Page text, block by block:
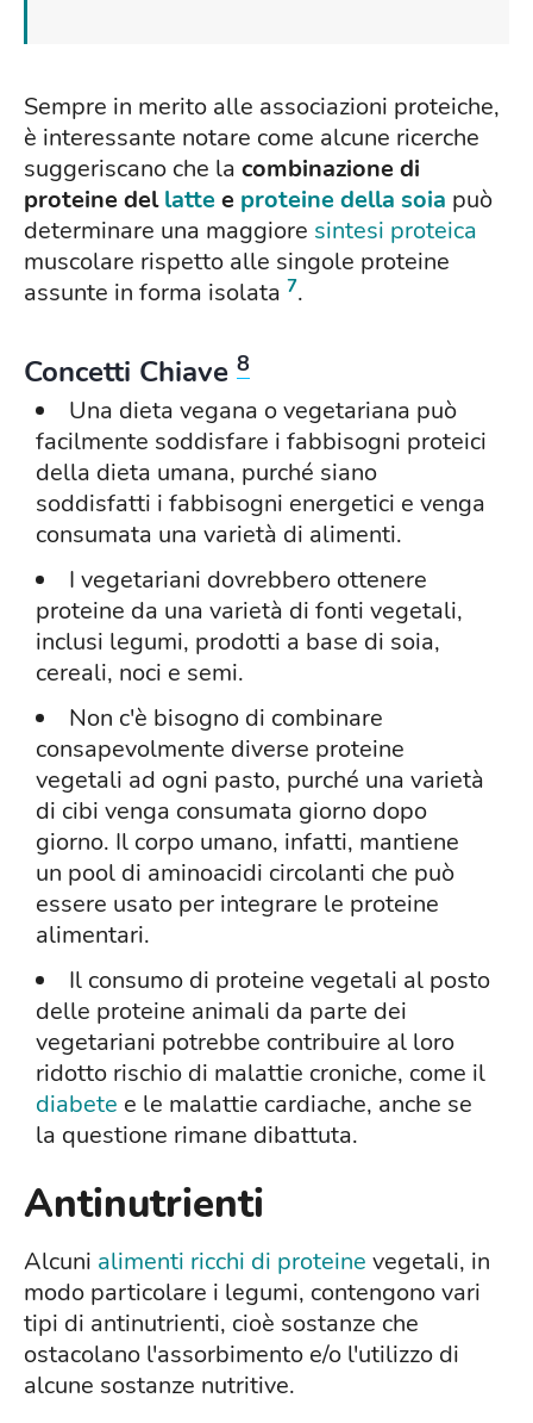
Sempre in merito alle associazioni proteiche,
è interessante notare come alcune ricerche
suggeriscano che la combinazione di
proteine dellattee proteine della soia può
determinare una maggiore sintesi proteica
muscolare rispetto alle singole proteine
assunte in forma isolata 7.
Concetti Chiave 8
Una dieta vegana o vegetariana può
facilmente soddisfare i fabbisogni proteici
della dieta umana, purché siano
soddisfatti i fabbisogni energetici e venga
consumata una varietà di alimenti.
I vegetariani dovrebbero ottenere
proteine da una varietà di fonti vegetali,
inclusi legumi, prodotti a base di soia,
cereali, noci e semi.
Non c'è bisogno di combinare
consapevolmente diverse proteine
vegetali ad ogni pasto, purché una varietà
di cibi venga consumata giorno dopo
giorno. Il corpo umano, infatti, mantiene
un pool di aminoacidi circolanti che può
essere usato per integrare le proteine
alimentari.
Il consumo di proteine vegetali al posto
delle proteine animali da parte dei
vegetariani potrebbe contribuire al loro
ridotto rischio di malattie croniche, come il
diabete e le malattie cardiache, anche se
la questione rimane dibattuta.
Antinutrienti
Alcuni alimenti ricchi di proteine vegetali, in
modo particolare i legumi, contengono vari
tipi di antinutrienti, cioè sostanze che
ostacolano l'assorbimento e/o l'utilizzo di
alcune sostanze nutritive.